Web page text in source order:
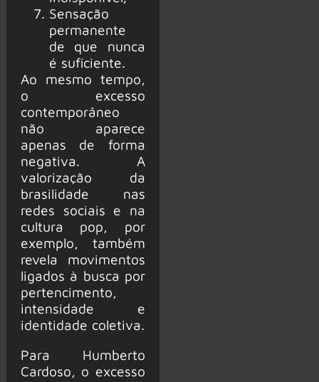
Sensação
permanente
de que nunca
é suficiente.
Ao mesmo tempo,
o excesso
contemporâneo
não aparece
apenas de forma
negativa. A
valorização da
brasilidade nas
redes sociais e na
cultura pop, por
exemplo, também
revela movimentos
ligados à busca por
pertencimento,
intensidade e
identidade coletiva.
Para Humberto
Cardoso, o excesso